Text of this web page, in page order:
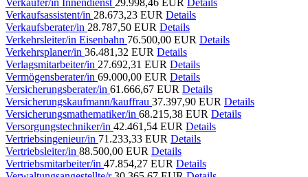
Verkaufsassistent/in 28.673,23 EUR Details
Verkaufsberater/in 28.787,50 EUR Details
Verkehrsleiter/in Eisenbahn 76.500,00 EUR Details
Verkehrsplaner/in 36.481,32 EUR Details
Verlagsmitarbeiter/in 27.692,31 EUR Details
Vermögensberater/in 69.000,00 EUR Details
Versicherungsberater/in 61.666,67 EUR Details
Versicherungskaufmann/kauffrau 37.397,90 EUR Details
Versicherungsmathematiker/in 68.215,38 EUR Details
Versorgungstechniker/in 42.461,54 EUR Details
Vertriebsingenieur/in 71.233,33 EUR Details
Vertriebsleiter/in 88.500,00 EUR Details
Vertriebsmitarbeiter/in 47.854,27 EUR Details